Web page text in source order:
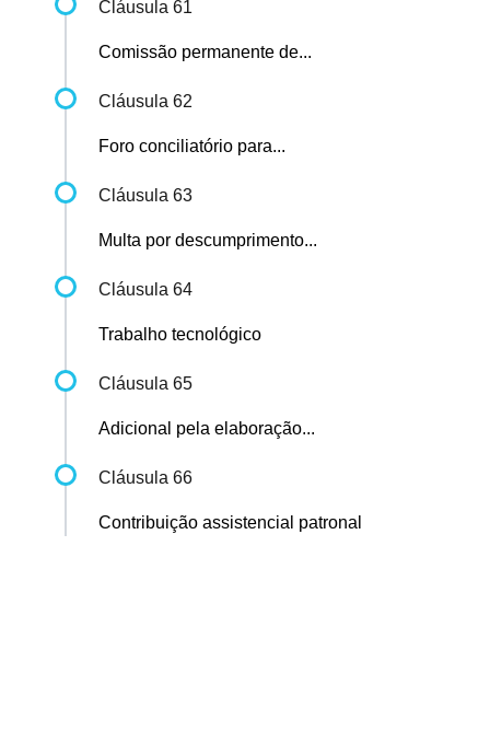
Cláusula 61
Comissão permanente de...
Cláusula 62
Foro conciliatório para...
Cláusula 63
Multa por descumprimento...
Cláusula 64
Trabalho tecnológico
Cláusula 65
Adicional pela elaboração...
Cláusula 66
Contribuição assistencial patronal